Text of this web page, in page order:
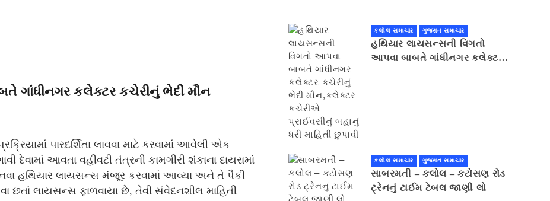
ગાંધીનગર કલેક્ટર કચેરીનું ભેદી મૌન
પારદર્શિતા લાવવા માટે કરવામાં આવેલી એક
દેવામાં આવતા વહીવટી તંત્રની કામગીરી શંકાના દાયરામાં
નવા હથિયાર લાયસન્સ મંજૂર કરવામાં આવ્યા અને તે પૈકી
છતાં લાયસન્સ ફાળવાયા છે, તેવી સંવેદનશીલ માહિતી
કલોલ સમાચાર ગુજરાત સમાચાર
હથિયાર લાયસન્સની વિગતો
આપવા બાબતે ગાંધીનગર કલેક્ટર
કલોલ સમાચાર ગુજરાત સમાચાર
સાબરમતી – કલોલ – કટોસણ રોડ
ટ્રેનનું ટાઈમ ટેબલ જાણી લો